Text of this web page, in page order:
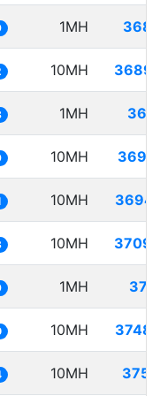
1MH
10MH
1MH
10MH
10MH
10MH
1MH
10MH
10MH